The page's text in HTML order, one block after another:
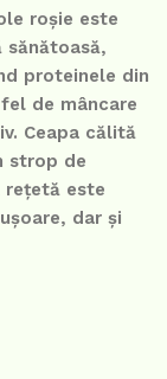
roșie este
proteinele din
de mâncare
Ceapa călită
strop de
rețetă este
dar și